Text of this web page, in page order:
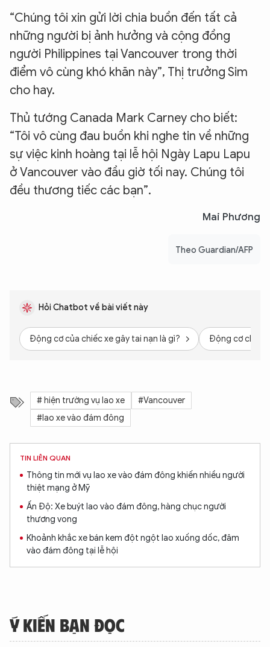
“Chúng tôi xin gửi lời chia buồn đến tất cả
những người bị ảnh hưởng và cộng đồng
người Philippines tại Vancouver trong thời
điểm vô cùng khó khăn này”, Thị trưởng Sim
cho hay.
Thủ tướng Canada Mark Carney cho biết:
“Tôi vô cùng đau buồn khi nghe tin về những
sự việc kinh hoàng tại lễ hội Ngày Lapu Lapu
ở Vancouver vào đầu giờ tối nay. Chúng tôi
đều thương tiếc các bạn”.
Mai Phương
Theo Guardian/AFP
Hỏi Chatbot về bài viết này
Động cơ của chiếc xe gây tai nạn là gì? Động cơ chính
# hiện trường vụ lao xe
#Vancouver
#lao xe vào đám đông
TIN LIÊN QUAN
Thông tin mới vụ lao xe vào đám đông khiến nhiều người
thiệt mạng ở Mỹ
Ấn Độ: Xe buýt lao vào đám đông, hàng chục người
thương vong
Khoảnh khắc xe bán kem đột ngột lao xuống dốc, đâm
vào đám đông tại lễ hội
Ý KIẾN BẠN ĐỌC